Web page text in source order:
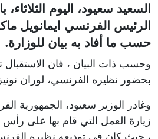
السعيد سعيود، اليوم
الرئيس الفرنسي ايمانويل
حسب ما أفاد به بيان للوزارة.
وحسب ذات البيان ، فان
بحضور نظيره الفرنسي، لوران
وغادر الوزير سعيود، الجمهورية
زيارة العمل التي قام بها على
، حيث كان في توديعه نظيره